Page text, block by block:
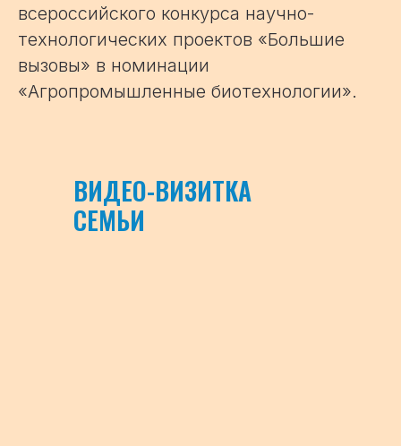
всероссийского конкурса научно-
технологических проектов «Большие
вызовы» в номинации
«Агропромышленные биотехнологии».
ВИДЕО-ВИЗИТКА
СЕМЬИ